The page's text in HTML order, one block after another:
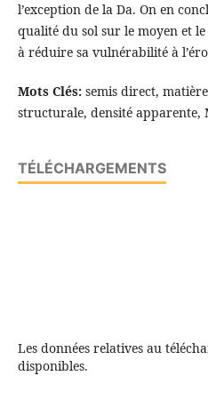
l’exception de la Da. On en
qualité du sol sur le moyen et
à réduire sa vulnérabilité à
Mots Clés:semis direct,
structurale, densité apparente,
TÉLÉCHARGEMENTS
Les données relatives au
disponibles.